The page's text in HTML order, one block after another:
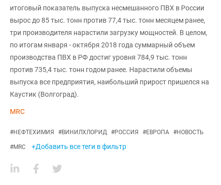
итоговый показатель выпуска несмешанного ПВХ в России
вырос до 85 тыс. тонн против 77,4 тыс. тонн месяцем ранее,
три производителя нарастили загрузку мощностей. В целом,
по итогам января - октября 2018 года суммарный объем
производства ПВХ в РФ достиг уровня 784,9 тыс. тонн
против 735,4 тыс. тонн годом ранее. Нарастили объемы
выпуска все предприятия, наибольший прирост пришелся на
Каустик (Волгоград).
MRC
#НЕФТЕХИМИЯ #ВИНИЛХЛОРИД #РОССИЯ #ЕВРОПА #НОВОСТЬ
#MRC +Добавить все теги в фильтр